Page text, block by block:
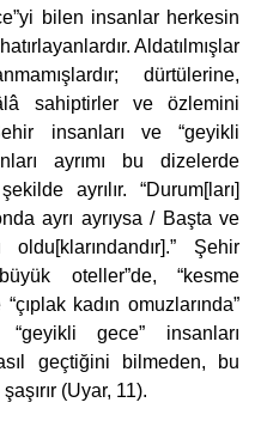
bilen insanlar herkesin
Aldatılmışlar
dürtülerine,
sahiptirler ve özlemini
insanları ve “geyikli
ayrımı bu dizelerde
ayrılır. “Durum[ları]
ayrı ayrıysa / Başta ve
Şehir
oteller”de, “kesme
kadın omuzlarında”
“geyikli gece” insanları
geçtiğini bilmeden, bu
(Uyar, 11).